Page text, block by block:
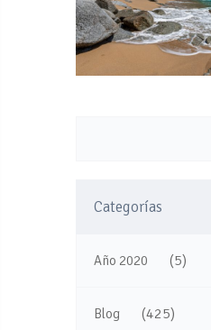
Categorías
Año 2020 (5)
Blog (425)